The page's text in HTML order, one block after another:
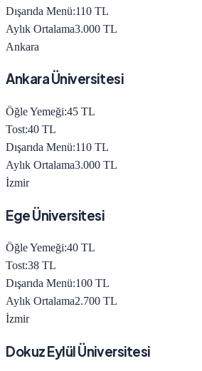
Dışarıda Menü:110 TL
Aylık Ortalama3.000 TL
Ankara
Ankara Üniversitesi
Öğle Yemeği:45 TL
Tost:40 TL
Dışarıda Menü:110 TL
Aylık Ortalama3.000 TL
İzmir
Ege Üniversitesi
Öğle Yemeği:40 TL
Tost:38 TL
Dışarıda Menü:100 TL
Aylık Ortalama2.700 TL
İzmir
Dokuz Eylül Üniversitesi